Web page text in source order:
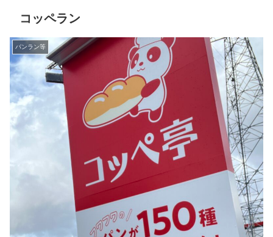
コッペラン
パンラン等